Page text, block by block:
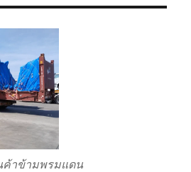
ค้าข้ามพรมแดน